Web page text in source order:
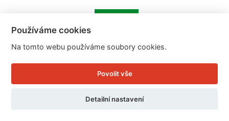
Používáme cookies
Na tomto webu používáme soubory cookies.
Povolit vše
Detailní nastavení